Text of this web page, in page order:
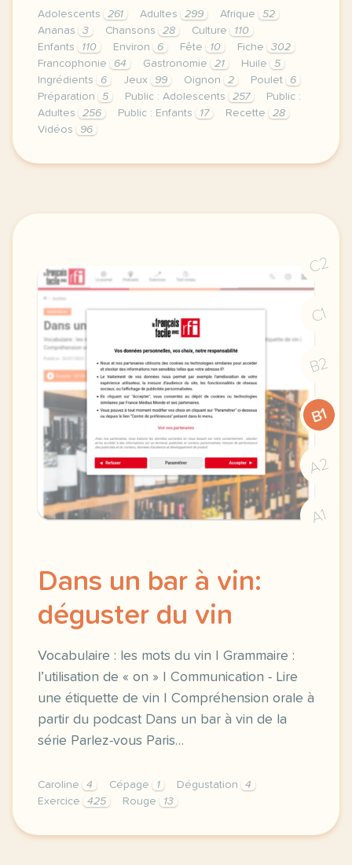
Adolescents 261 Adultes 299 Afrique
52
Ananas
3 Chansons 28 Culture
110
Enfants
110 Environ 6 Fête 10 Fiche
302
Francophonie
64 Gastronomie 21 Huile
5
Ingrédients
6 Jeux 99 Oignon 2 Poulet
6
Préparation
5 Public : Adolescents 257
Public :
Adultes
256 Public : Enfants 17 Recette
28
Vidéos
96
c est bientot la fete de la francophonie alors ici
C2
C1
B2
B1
A2
A1
Dans un bar à vin:
déguster du vin
Vocabulaire : les mots du vin | Grammaire :
l’utilisation de « on » | Communication - Lire
une étiquette de vin | Compréhension orale à
partir du podcast Dans un bar à vin de la
série Parlez-vous Paris…
Caroline 4 Cépage 1 Dégustation
4
Exercice
425 Rouge 13
exercice b1 dans un bar a vin deguster du vin